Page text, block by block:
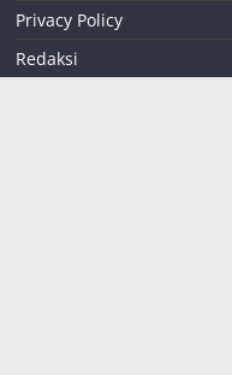
Privacy Policy
Redaksi